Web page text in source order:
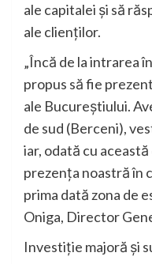
ale capitalei și să
ale clienților.
„Încă de la intrarea
propus să fie
ale Bucureștiului.
de sud (Berceni),
iar, odată cu
prezența noastră în
prima dată zona de
Oniga, Director
Investiție majoră și